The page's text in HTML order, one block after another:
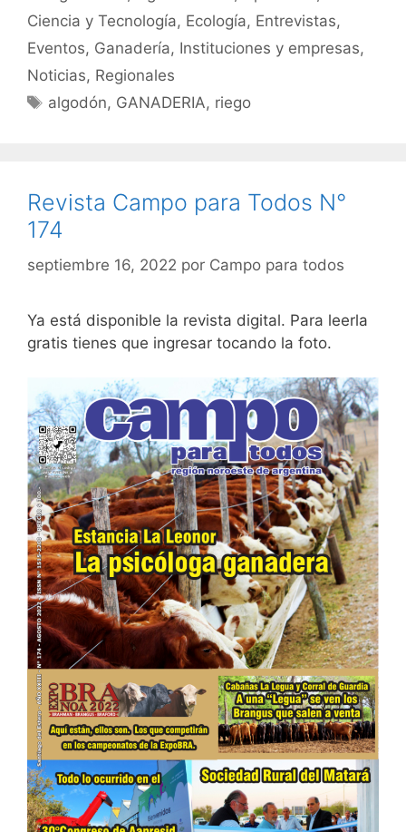
Ciencia y Tecnología, Ecología, Entrevistas,
Eventos, Ganadería, Instituciones y empresas,
Noticias, Regionales
Etiquetas
algodón, GANADERIA, riego
Revista Campo para Todos N°
174
septiembre 16, 2022 por Campo para todos
Ya está disponible la revista digital. Para leerla
gratis tienes que ingresar tocando la foto.